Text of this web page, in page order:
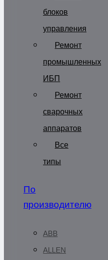
блоков
управления
Ремонт
промышленных
ИБП
Ремонт
сварочных
аппаратов
Все
типы
По
производителю
ABB
ALLEN